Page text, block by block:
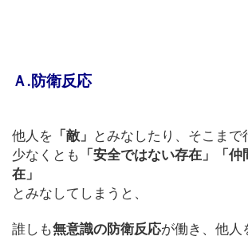
Ａ.防衛反応
他人を 「敵」
とみなしたり、そこまで
少なくとも
「安全ではない存在」「
在」
とみなしてしまうと、
誰しも無意識の防衛反応が働き、他人